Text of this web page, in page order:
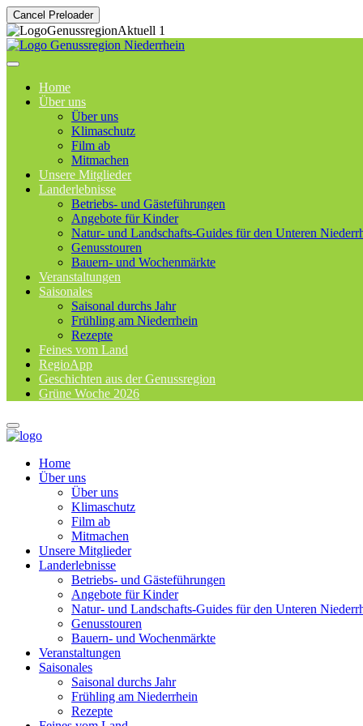
Cancel Preloader
Home
Über uns
Über uns
Klimaschutz
Film ab
Mitmachen
Unsere Mitglieder
Landerlebnisse
Betriebs- und Gästeführungen
Angebote für Kinder
Natur- und Landschafts-Guides für den Unteren
Genusstouren
Bauern- und Wochenmärkte
Veranstaltungen
Saisonales
Saisonal durchs Jahr
Frühling am Niederrhein
Rezepte
Feines vom Land
RegioApp
Geschichten aus der Genussregion
Grüne Woche 2026
Home
Über uns
Über uns
Klimaschutz
Film ab
Mitmachen
Unsere Mitglieder
Landerlebnisse
Betriebs- und Gästeführungen
Angebote für Kinder
Natur- und Landschafts-Guides für den Unteren
Genusstouren
Bauern- und Wochenmärkte
Veranstaltungen
Saisonales
Saisonal durchs Jahr
Frühling am Niederrhein
Rezepte